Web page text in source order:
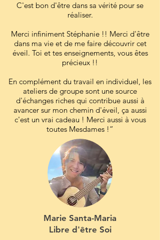
C'est bon d'être dans sa vérité pour se
réaliser.
Merci infiniment Stéphanie !! Merci d'être
dans ma vie et de me faire découvrir cet
éveil. Toi et tes enseignements, vous êtes
précieux !!
En complément du travail en individuel, les
ateliers de groupe sont une source
d'échanges riches qui contribue aussi à
avancer sur mon chemin d'éveil, ça aussi
c'est un vrai cadeau ! Merci aussi à vous
toutes Mesdames !”
Marie Santa-Maria
Libre d'être Soi